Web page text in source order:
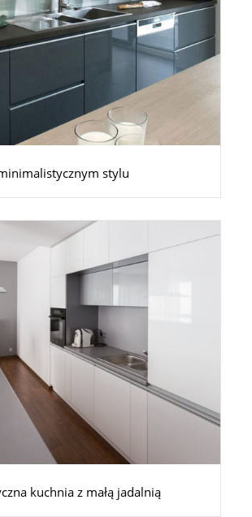
stylu
kuchnia z małą jadalnią